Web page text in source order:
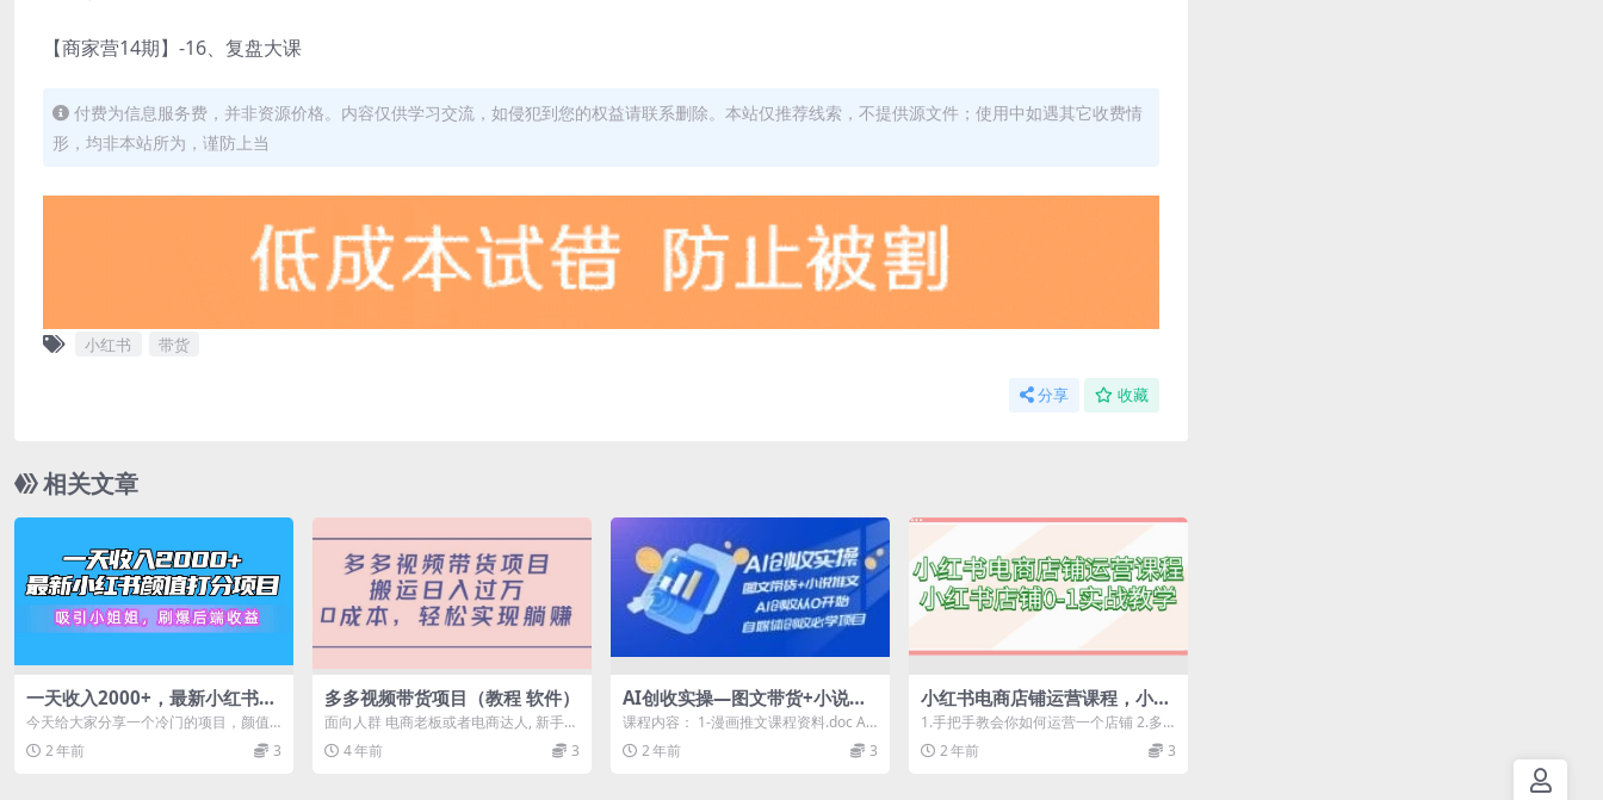
【商家营14期】-16、复盘大课
付费为信息服务费，并非资源价格。内容仅供学习交流，如侵犯到您的权益请联系删除。本站仅推荐线索，不提供源文件；使用中如遇其它收费情
形，均非本站所为，谨防上当
小红书 带货
分享 收藏
相关文章
一天收入2000+，最新小红书颜
值打分项目，吸引小姐姐，刷爆
后端收益
今天给大家分享一个冷门的项目，颜值
测评打分，这是我们团队经过一个月测
试总结出来的...
2 年前 3
多多视频带货项目（教程 软件）
面向人群 电商老板或者电商达人, 新手小
白从0到1链接启动, 电商老鸟从1到10...
4 年前 3
AI创收实操—图文带货+小说推
文，AI创收从0开始，自媒体创
收必学项目
课程内容： 1-漫画推文课程资料.doc AI
漫画小说推文第二节 AI漫画小说推...
2 年前 3
小红书电商店铺运营课程，小红
书店铺0-1实战教学（60节课）
1.手把手教会你如何运营一个店铺 2.多
种技巧带你提高店铺的GMV 3.每月更
新...2 年前 3